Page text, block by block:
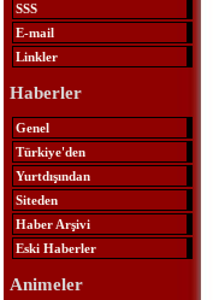
SSS
E-mail
Linkler
Haberler
Genel
Türkiye'den
Yurtdışından
Siteden
Haber Arşivi
Eski Haberler
Animeler